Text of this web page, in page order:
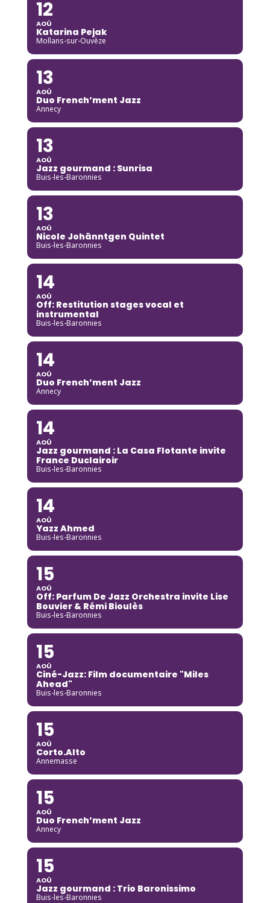
12
AOÛ
Katarina Pejak
Mollans-sur-Ouvèze
13
AOÛ
Duo French’ment Jazz
Annecy
13
AOÛ
Jazz gourmand : Sunrisa
Buis-les-Baronnies
13
AOÛ
Nicole Johänntgen Quintet
Buis-les-Baronnies
14
AOÛ
Off: Restitution stages vocal et
instrumental
Buis-les-Baronnies
14
AOÛ
Duo French’ment Jazz
Annecy
14
AOÛ
Jazz gourmand : La Casa Flotante invite
France Duclairoir
Buis-les-Baronnies
14
AOÛ
Yazz Ahmed
Buis-les-Baronnies
15
AOÛ
Off: Parfum De Jazz Orchestra invite Lise
Bouvier & Rémi Bioulès
Buis-les-Baronnies
15
AOÛ
Ciné-Jazz: Film documentaire "Miles
Ahead"
Buis-les-Baronnies
15
AOÛ
Corto.Alto
Annemasse
15
AOÛ
Duo French’ment Jazz
Annecy
15
AOÛ
Jazz gourmand : Trio Baronissimo
Buis-les-Baronnies